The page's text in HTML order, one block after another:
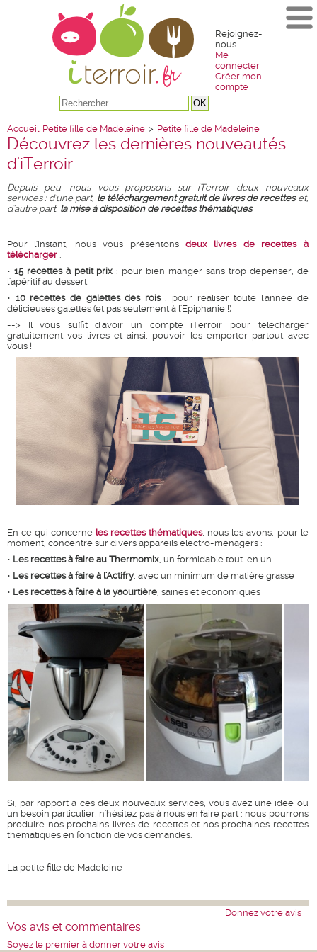
Rejoignez-
nous
Me
connecter
Créer mon
compte
Accueil Petite fille de Madeleine > Petite fille de Madeleine
Découvrez les dernières nouveautés
d'iTerroir
Depuis peu, nous vous proposons sur iTerroir deux nouveaux
services : d'une part, le téléchargement gratuit de livres de recetteset,
d'autre part, la mise à disposition de recettes thématiques.
Pour l'instant, nous vous présentons deux livres de recettes à
télécharger :
• 15 recettes à petit prix : pour bien manger sans trop dépenser, de
l'apéritif au dessert
• 10 recettes de galettes des rois: pour réaliser toute l'année de
délicieuses galettes (et pas seulement à l'Epiphanie !)
--> Il vous suffit d'avoir un compte iTerroir pour télécharger
gratuitement vos livres et ainsi, pouvoir les emporter partout avec
vous !
En ce qui concerne les recettes thématiques, nous les avons, pour le
moment, concentré sur divers appareils électro-ménagers :
• Les recettes à faire au Thermomix , un formidable tout-en un
• Les recettes à faire à l'Actifry, avec un minimum de matière grasse
• Les recettes à faire à la yaourtière , saines et économiques
Si, par rapport à ces deux nouveaux services, vous avez une idée ou
un besoin particulier, n'hésitez pas à nous en faire part : nous pourrons
produire nos prochains livres de recettes et nos prochaines recettes
thématiques en fonction de vos demandes.
La petite fille de Madeleine
Donnez votre avis
Vos avis et commentaires
Soyez le premier à donner votre avis